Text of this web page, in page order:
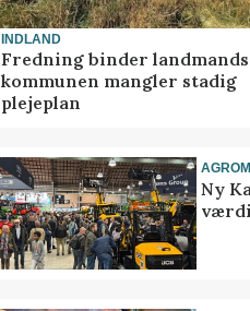
INDLAND
Fredning binder
kommunen mangler stadig
plejeplan
Ny